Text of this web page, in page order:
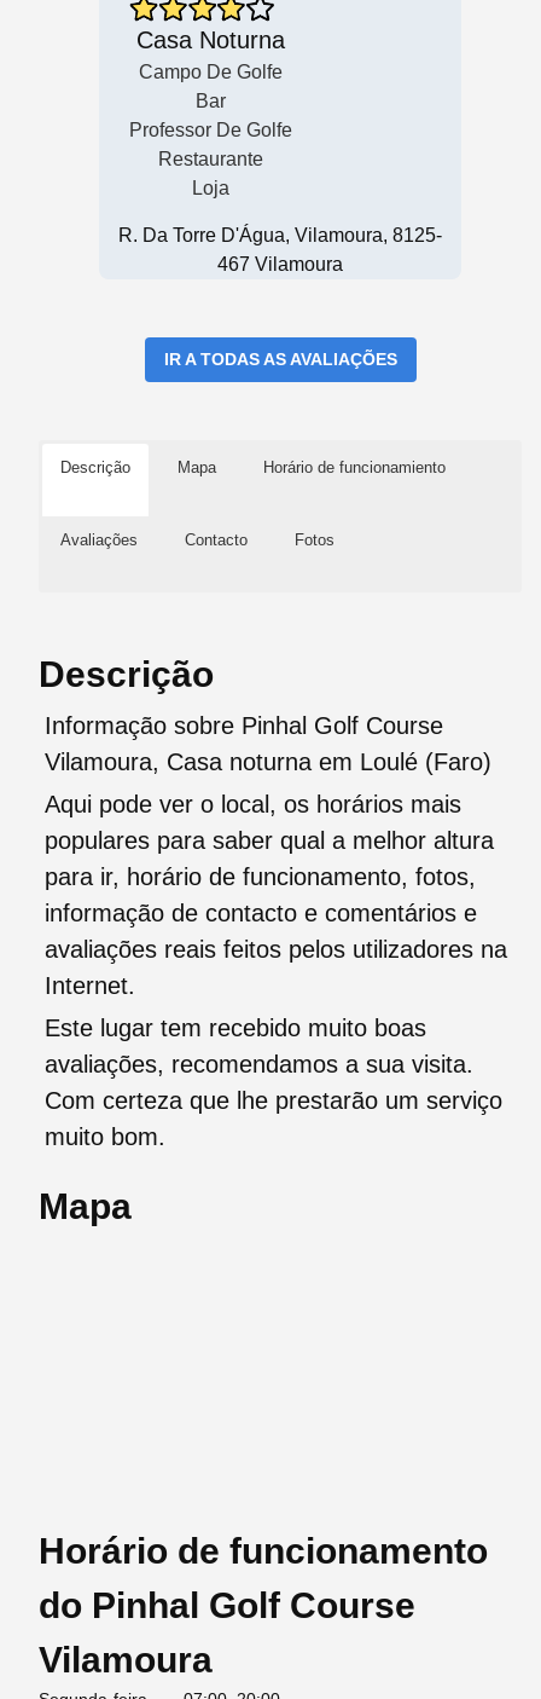
Casa Noturna
Campo De Golfe
Bar
Professor De Golfe
Restaurante
Loja
R. Da Torre D'Água, Vilamoura, 8125-
467 Vilamoura
IR A TODAS AS AVALIAÇÕES
Descrição Mapa Horário de funcionamiento
Avaliações Contacto Fotos
Descrição
Informação sobre Pinhal Golf Course
Vilamoura, Casa noturna em Loulé (Faro)
Aqui pode ver o local, os horários mais
populares para saber qual a melhor altura
para ir, horário de funcionamento, fotos,
informação de contacto e comentários e
avaliações reais feitos pelos utilizadores na
Internet.
Este lugar tem recebido muito boas
avaliações, recomendamos a sua visita.
Com certeza que lhe prestarão um serviço
muito bom.
Mapa
Horário de funcionamento
do Pinhal Golf Course
Vilamoura